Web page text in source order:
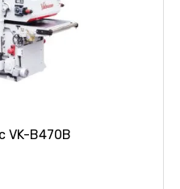
VK-B470B